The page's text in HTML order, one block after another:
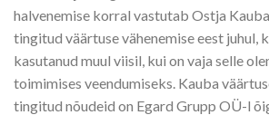
halvenemise korral vastutab Ostja
tingitud väärtuse vähenemise eest juhul,
kasutanud muul viisil, kui on vaja selle
toimimises veendumiseks. Kauba
tingitud nõudeid on Egard Grupp OÜ-l